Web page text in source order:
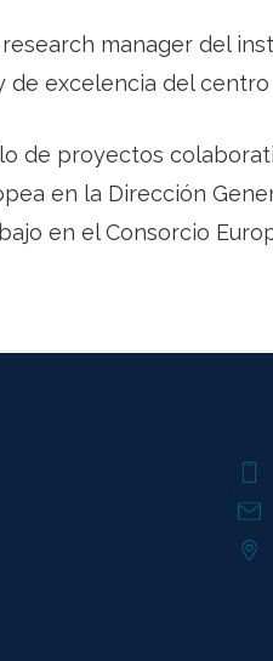
manager del
excelencia del centro
de proyectos
en la Dirección
en el Consorcio